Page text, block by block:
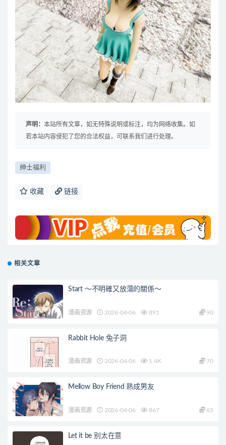
声明： 本站所有文章，如无特殊说明或标注，均为网络收集。如
若本站内容侵犯了您的合法权益，可联系我们进行处理。
绅士福利
收藏 链接
相关文章
Start ～不明確又放蕩的關係～
漫画资源 2026-04-06 891 90
Rabbit Hole 兔子洞
漫画资源 2026-04-06 1.4K 70
Mellow Boy Friend 熟成男友
漫画资源 2026-04-06 867 65
Let it be 别太在意